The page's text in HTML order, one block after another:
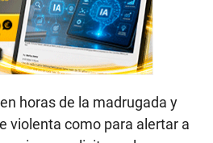
horas de la madrugada y
violenta como para alertar a